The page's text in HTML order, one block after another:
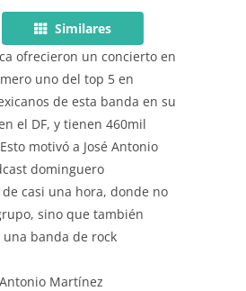
Similares
ofrecieron un concierto en
uno del top 5 en
de esta banda en su
el DF, y tienen 460mil
motivó a José Antonio
dominguero
de casi una hora, donde no
sino que también
banda de rock
Antonio Martínez